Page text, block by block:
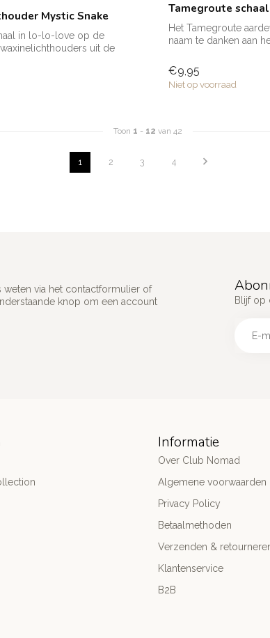
Mystic Snake
in lo-lo-love op de
uit de
Tamegroute
Het Tamegroute
naam te danken aan
€9,95
Niet op voorraad
Toon 1 - 12 van 42
1 2 3 4
via het contactformulier of
knop om een account
Blijf op
Informatie
Over Club Nomad
Algemene voorwaarden
Privacy Policy
Betaalmethoden
Verzenden &
Klantenservice
B2B